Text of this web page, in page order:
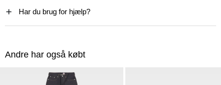
Har du brug for hjælp?
Andre har også købt